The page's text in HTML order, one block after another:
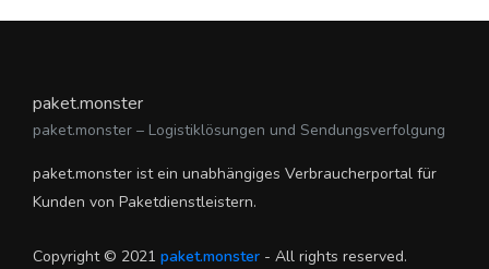
paket.monster
paket.monster – Logistiklösungen und Sendungsverfolgung
paket.monster ist ein unabhängiges Verbraucherportal für
Kunden von Paketdienstleistern.
Copyright © 2021 paket.monster - All rights reserved.